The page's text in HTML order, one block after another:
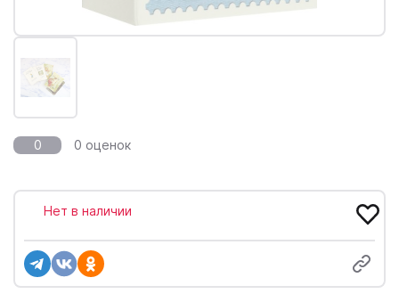
0 0 оценок
Нет в наличии